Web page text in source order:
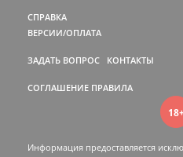
СПРАВКА
ВЕРСИИ/ОПЛАТА
ЗАДАТЬ ВОПРОС КОНТАКТЫ
СОГЛАШЕНИЕ ПРАВИЛА
Информация предоставляется